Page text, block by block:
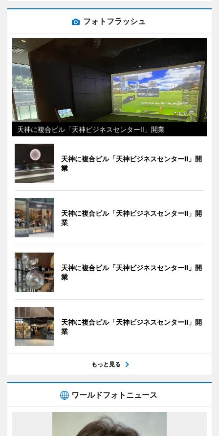
フォトフラッシュ
天神に複合ビル「天神ビジネスセンターII」開業
天神に複合ビル「天神ビジネスセンターII」開
業
天神に複合ビル「天神ビジネスセンターII」開
業
天神に複合ビル「天神ビジネスセンターII」開
業
天神に複合ビル「天神ビジネスセンターII」開
業
もっと見る
ワールドフォトニュース